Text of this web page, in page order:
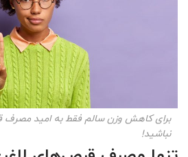
برای کاهش وزن سالم فقط به امید
نباشید!